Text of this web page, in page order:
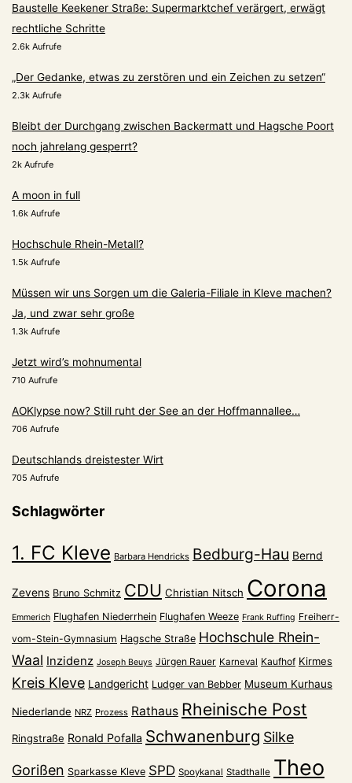
Baustelle Keekener Straße: Supermarktchef verärgert, erwägt
rechtliche Schritte
2.6k Aufrufe
„Der Gedanke, etwas zu zerstören und ein Zeichen zu setzen“
2.3k Aufrufe
Bleibt der Durchgang zwischen Backermatt und Hagsche Poort
noch jahrelang gesperrt?
2k Aufrufe
A moon in full
1.6k Aufrufe
Hochschule Rhein-Metall?
1.5k Aufrufe
Müssen wir uns Sorgen um die Galeria-Filiale in Kleve machen?
Ja, und zwar sehr große
1.3k Aufrufe
Jetzt wird’s mohnumental
710 Aufrufe
AOKlypse now? Still ruht der See an der Hoffmannallee…
706 Aufrufe
Deutschlands dreistester Wirt
705 Aufrufe
Schlagwörter
1. FC Kleve Barbara Hendricks Bedburg-Hau Bernd
Zevens Bruno Schmitz CDU Christian Nitsch Corona
Emmerich Flughafen Niederrhein Flughafen Weeze Frank Ruffing Freiherr-
vom-Stein-Gymnasium Hagsche Straße Hochschule Rhein-
Waal Inzidenz Joseph Beuys Jürgen Rauer Karneval Kaufhof Kirmes
Kreis Kleve Landgericht Ludger van Bebber Museum Kurhaus
Niederlande NRZ Prozess Rathaus Rheinische Post
Ringstraße Ronald Pofalla Schwanenburg Silke
Gorißen Sparkasse Kleve SPD Spoykanal Stadthalle Theo